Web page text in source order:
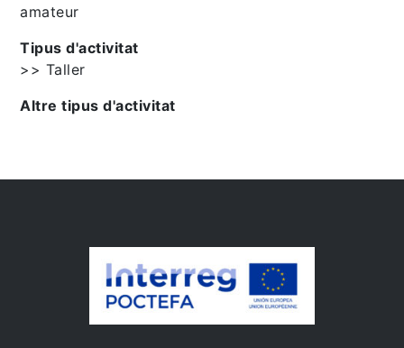
amateur
Tipus d'activitat
>> Taller
Altre tipus d'activitat